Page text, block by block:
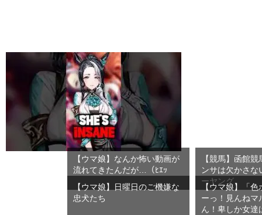
【ウマ娘】なんか怖い動画が
流れてきたんだが…（ﾋｴｯ
【競馬】函館
ンサは欠かさな
ーヤング
【ウマ娘】日曜日のご機嫌な
忠犬たち
【ウマ娘】「
ーっ！見んねマ
ん！卑しか女達